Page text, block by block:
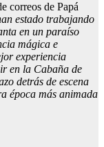
correos de Papá
estado trabajando
en un paraíso
mágica e
experiencia
en la Cabaña de
detrás de escena
época más animada